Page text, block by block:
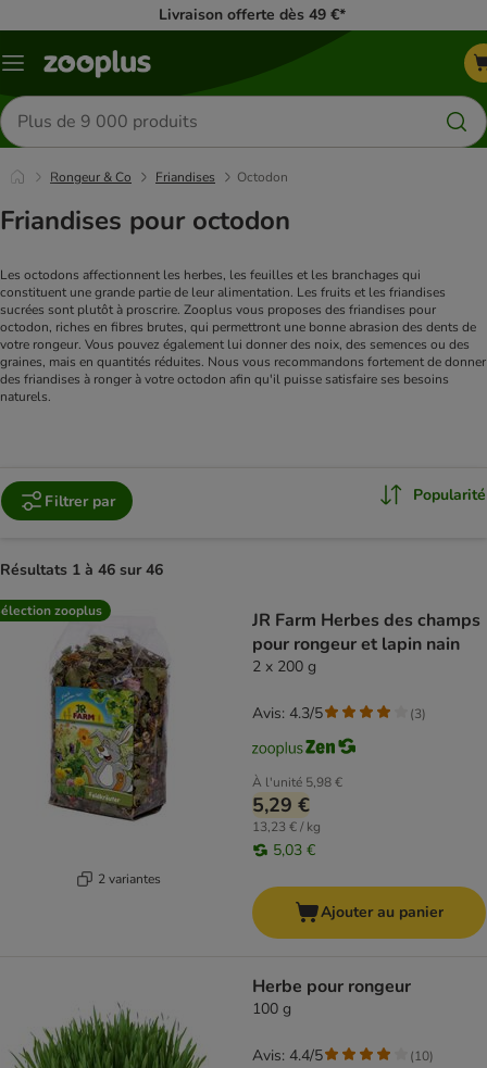
Livraison offerte dès 49 €*
Menu
Rechercher
des
produits
Rongeur & Co Friandises Octodon
Friandises pour octodon
Les octodons affectionnent les herbes, les feuilles et les branchages qui
constituent une grande partie de leur alimentation. Les fruits et les friandises
sucrées sont plutôt à proscrire. Zooplus vous proposes des friandises pour
octodon, riches en fibres brutes, qui permettront une bonne abrasion des dents de
votre rongeur. Vous pouvez également lui donner des noix, des semences ou des
graines, mais en quantités réduites. Nous vous recommandons fortement de donner
des friandises à ronger à votre octodon afin qu'il puisse satisfaire ses besoins
naturels.
Filtrer par Popularité
Résultats 1 à 46 sur 46
product items have been changed
zooplus
2 variantes
JR Farm Herbes des champs
pour rongeur et lapin nain
2 x 200 g
À l'unité 5,98 €
5,29 €
13,23 € / kg
5,03 €
Avis: 4.3/5 (3)
Ajouter au panier
Herbe pour rongeur
100 g
Avis: 4.4/5 (10)